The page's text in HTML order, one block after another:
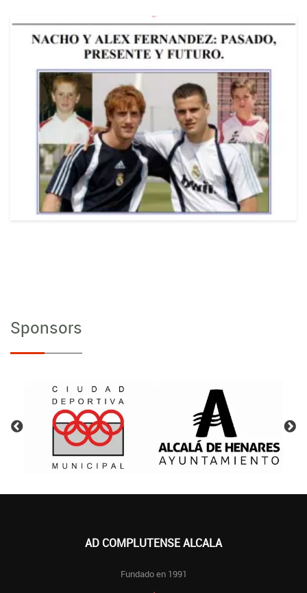
Sponsors
AD COMPLUTENSE ALCALA
Fundado en 1991